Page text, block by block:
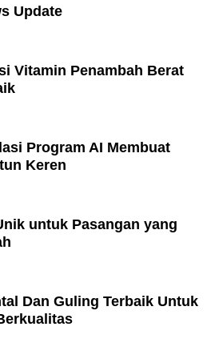
Update
Vitamin Penambah Berat
Program AI Membuat
Keren
untuk Pasangan yang
Dan Guling Terbaik Untuk